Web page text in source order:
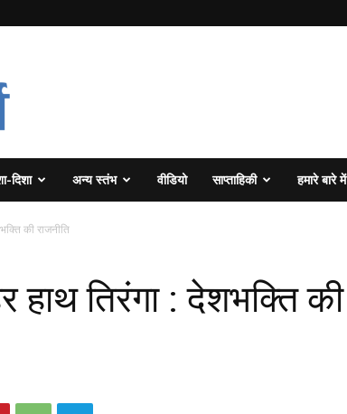
दिशा अन्य स्तंभ वीडियो साप्ताहिकी हमारे बारे में
की राजनीति
हाथ तिरंगा : देशभक्ति की